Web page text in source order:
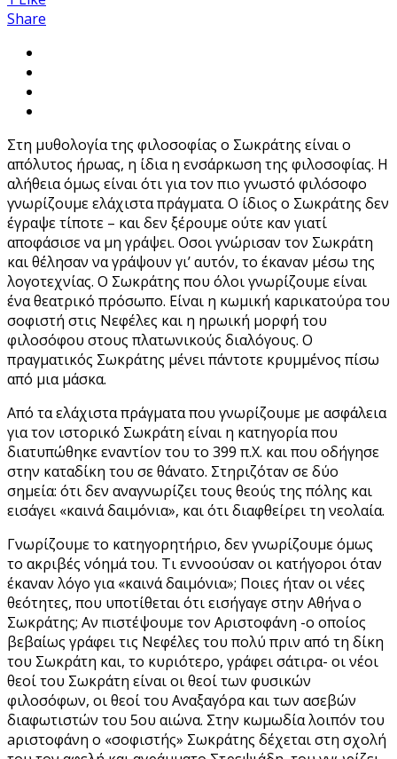
Share
Στη μυθολογία της φιλοσοφίας ο Σωκράτης είναι ο
απόλυτος ήρωας, η ίδια η ενσάρκωση της φιλοσοφίας. H
αλήθεια όμως είναι ότι για τον πιο γνωστό φιλόσοφο
γνωρίζουμε ελάχιστα πράγματα. O ίδιος ο Σωκράτης δεν
έγραψε τίποτε – και δεν ξέρουμε ούτε καν γιατί
αποφάσισε να μη γράψει. Oσοι γνώρισαν τον Σωκράτη
και θέλησαν να γράψουν γι’ αυτόν, το έκαναν μέσω της
λογοτεχνίας. O Σωκράτης που όλοι γνωρίζουμε είναι
ένα θεατρικό πρόσωπο. Eίναι η κωμική καρικατούρα του
σοφιστή στις Nεφέλες και η ηρωική μορφή του
φιλοσόφου στους πλατωνικούς διαλόγους. O
πραγματικός Σωκράτης μένει πάντοτε κρυμμένος πίσω
από μια μάσκα.
Από τα ελάχιστα πράγματα που γνωρίζουμε με ασφάλεια
για τον ιστορικό Σωκράτη είναι η κατηγορία που
διατυπώθηκε εναντίον του το 399 π.Χ. και που οδήγησε
στην καταδίκη του σε θάνατο. Στηριζόταν σε δύο
σημεία: ότι δεν αναγνωρίζει τους θεούς της πόλης και
εισάγει «καινά δαιμόνια», και ότι διαφθείρει τη νεολαία.
Γνωρίζουμε το κατηγορητήριο, δεν γνωρίζουμε όμως
το ακριβές νόημά του. Τι εννοούσαν οι κατήγοροι όταν
έκαναν λόγο για «καινά δαιμόνια»; Ποιες ήταν οι νέες
θεότητες, που υποτίθεται ότι εισήγαγε στην Αθήνα ο
Σωκράτης; Αν πιστέψουμε τον Αριστοφάνη -ο οποίος
βεβαίως γράφει τις Νεφέλες του πολύ πριν από τη δίκη
του Σωκράτη και, το κυριότερο, γράφει σάτιρα- οι νέοι
θεοί του Σωκράτη είναι οι θεοί των φυσικών
φιλοσόφων, οι θεοί του Αναξαγόρα και των ασεβών
διαφωτιστών του 5ου αιώνα. Στην κωμωδία λοιπόν του
aριστοφάνη ο «σοφιστής» Σωκράτης δέχεται στη σχολή